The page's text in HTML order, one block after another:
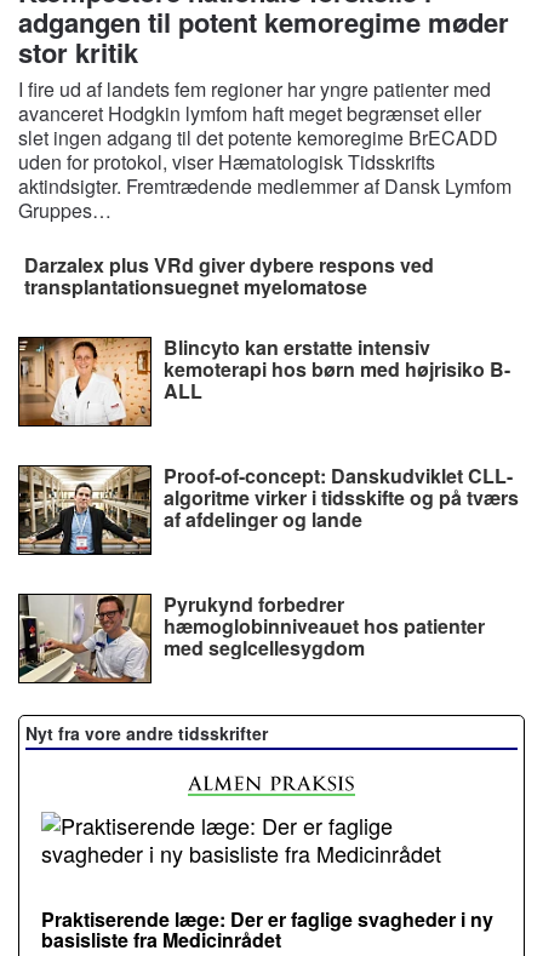
adgangen til potent kemoregime møder
stor kritik
I fire ud af landets fem regioner har yngre patienter med
avanceret Hodgkin lymfom haft meget begrænset eller
slet ingen adgang til det potente kemoregime BrECADD
uden for protokol, viser Hæmatologisk Tidsskrifts
aktindsigter. Fremtrædende medlemmer af Dansk Lymfom
Gruppes…
Darzalex plus VRd giver dybere respons ved
transplantationsuegnet myelomatose
Blincyto kan erstatte intensiv
kemoterapi hos børn med højrisiko B-
ALL
Proof-of-concept: Danskudviklet CLL-
algoritme virker i tidsskifte og på tværs
af afdelinger og lande
Pyrukynd forbedrer
hæmoglobinniveauet hos patienter
med seglcellesygdom
Nyt fra vore andre tidsskrifter
Praktiserende læge: Der er faglige svagheder i ny
basisliste fra Medicinrådet